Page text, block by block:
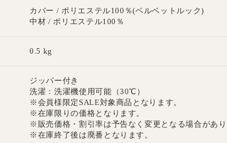
カバー / ポリエステル100％(ベルベットルック)
中材 / ポリエステル100％
0.5 kg
ジッパー付き
洗濯：洗濯機使用可能（30℃）
※会員様限定SALE対象商品となります。
※在庫限りの価格となります。
※販売価格・割引率は予告なく変更となる場合があ
※在庫終了後は廃番となります。